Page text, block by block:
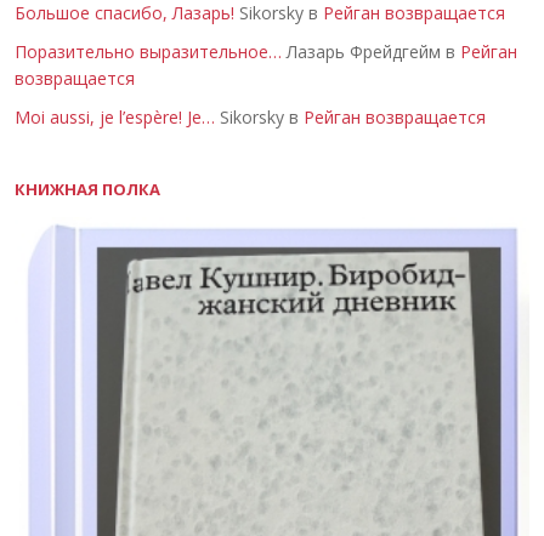
Большое спасибо, Лазарь! Sikorsky в Рейган возвращается
Поразительно выразительное… Лазарь Фрейдгейм в Рейган
возвращается
Moi aussi, je l’espère! Je… Sikorsky в Рейган возвращается
КНИЖНАЯ ПОЛКА